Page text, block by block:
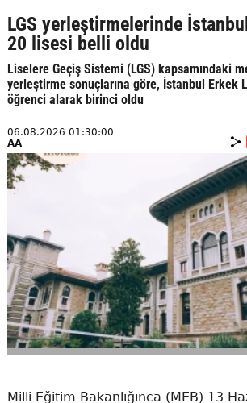
LGS yerleştirmelerinde
20 lisesi belli oldu
Liselere Geçiş Sistemi (LGS) kapsamındaki
yerleştirme sonuçlarına göre, İstanbul Erkek
öğrenci alarak birinci oldu
06.08.2026 01:30:00
AA
Milli Eğitim Bakanlığınca (MEB) 13